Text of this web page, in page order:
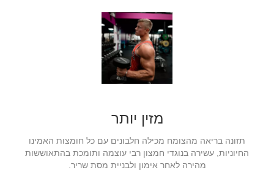
מזין יותר
תזונה בריאה מהצומח מכילה חלבונים עם כל חומצות האמינו
החיוניות, עשירה בנוגדי חמצון רבי עוצמה ותומכת בהתאוששות
מהירה לאחר אימון ולבניית מסת שריר.